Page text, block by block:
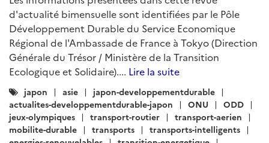
Catégories
:
asie
japon
actualites-developpementdurable-japon
japon-developpementdurable
energie
energies-renouvelables
energies-fossiles
electricite
transition-energetique
transports
transports-intelligents
automobile
environnement
climat
eau-assainissement
dechets
economie-circulaire infrastructures